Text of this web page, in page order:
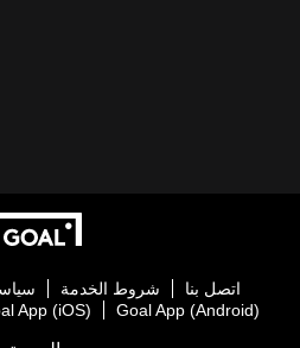
اتصل بنا شروط الخدمة
Goal App (Android)
App (iOS)